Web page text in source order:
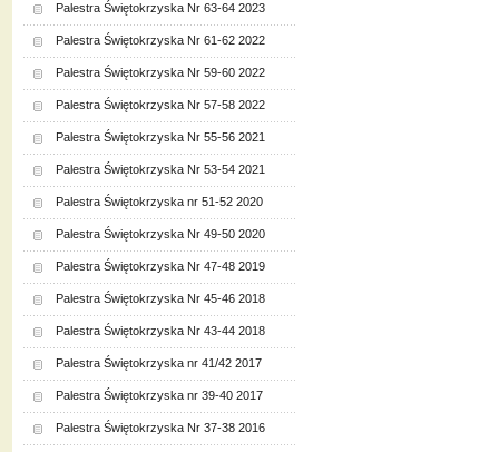
Palestra Świętokrzyska Nr 63-64 2023
Palestra Świętokrzyska Nr 61-62 2022
Palestra Świętokrzyska Nr 59-60 2022
Palestra Świętokrzyska Nr 57-58 2022
Palestra Świętokrzyska Nr 55-56 2021
Palestra Świętokrzyska Nr 53-54 2021
Palestra Świętokrzyska nr 51-52 2020
Palestra Świętokrzyska Nr 49-50 2020
Palestra Świętokrzyska Nr 47-48 2019
Palestra Świętokrzyska Nr 45-46 2018
Palestra Świętokrzyska Nr 43-44 2018
Palestra Świętokrzyska nr 41/42 2017
Palestra Świętokrzyska nr 39-40 2017
Palestra Świętokrzyska Nr 37-38 2016